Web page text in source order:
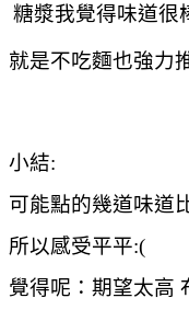
糖漿我覺得味道
就是不吃麵也強力
小結:
可能點的幾道味道
所以感受平平:(
覺得呢：期望太高